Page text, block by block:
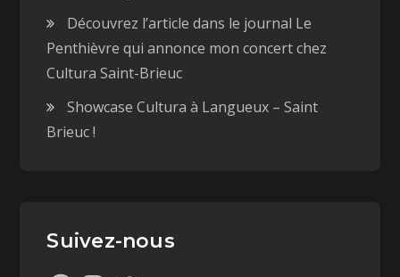
Découvrez l’article dans le journal Le
Penthièvre qui annonce mon concert chez
Cultura Saint-Brieuc
Showcase Cultura à Langueux – Saint
Brieuc !
Suivez-nous